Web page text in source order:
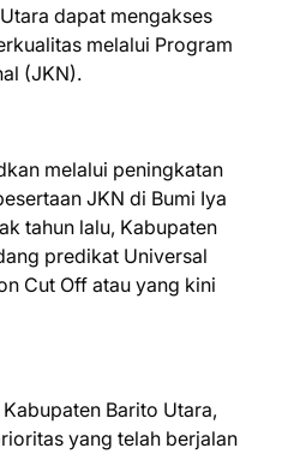
dapat mengakses
melalui Program
(JKN).
melalui peningkatan
JKN di Bumi Iya
tahun lalu, Kabupaten
predikat Universal
Cut Off atau yang kini
Barito Utara,
yang telah berjalan